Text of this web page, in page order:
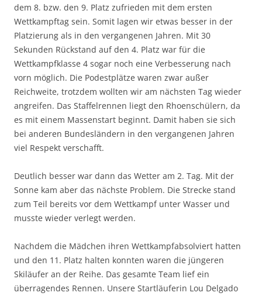
dem 8. bzw. den 9. Platz zufrieden mit dem ersten
Wettkampftag sein. Somit lagen wir etwas besser in der
Platzierung als in den vergangenen Jahren. Mit 30
Sekunden Rückstand auf den 4. Platz war für die
Wettkampfklasse 4 sogar noch eine Verbesserung nach
vorn möglich. Die Podestplätze waren zwar außer
Reichweite, trotzdem wollten wir am nächsten Tag wieder
angreifen. Das Staffelrennen liegt den Rhoenschülern, da
es mit einem Massenstart beginnt. Damit haben sie sich
bei anderen Bundesländern in den vergangenen Jahren
viel Respekt verschafft.
Deutlich besser war dann das Wetter am 2. Tag. Mit der
Sonne kam aber das nächste Problem. Die Strecke stand
zum Teil bereits vor dem Wettkampf unter Wasser und
musste wieder verlegt werden.
Nachdem die Mädchen ihren Wettkampfabsolviert hatten
und den 11. Platz halten konnten waren die jüngeren
Skiläufer an der Reihe. Das gesamte Team lief ein
überragendes Rennen. Unsere Startläuferin Lou Delgado